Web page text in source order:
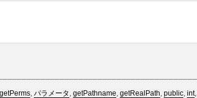
getPerms, パラメータ , getPathname, getRealPath, public, int,